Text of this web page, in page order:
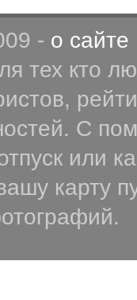
- о сайте
тех кто
С
или
карту